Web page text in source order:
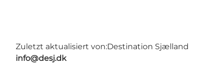
Zuletzt aktualisiert von:Destination Sjælland
info@desj.dk